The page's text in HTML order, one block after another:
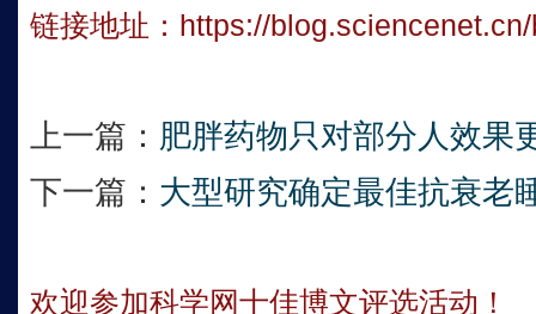
链接地址： https://
上一篇： 肥胖药物只对部分人效果
下一篇： 大型研究确定最佳抗衰老
欢迎参加科学网十佳博文评选活动！